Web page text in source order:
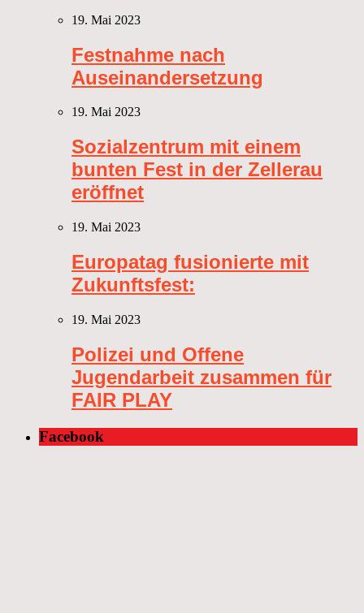
19. Mai 2023
Festnahme nach
Auseinandersetzung
19. Mai 2023
Sozialzentrum mit einem
bunten Fest in der Zellerau
eröffnet
19. Mai 2023
Europatag fusionierte mit
Zukunftsfest:
19. Mai 2023
Polizei und Offene
Jugendarbeit zusammen für
FAIR PLAY
Facebook